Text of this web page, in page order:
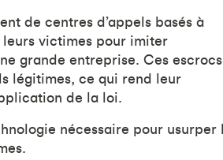
de centres d’appels basés à
leurs victimes pour imiter
grande entreprise. Ces escrocs
légitimes, ce qui rend leur
de la loi.
nécessaire pour usurper